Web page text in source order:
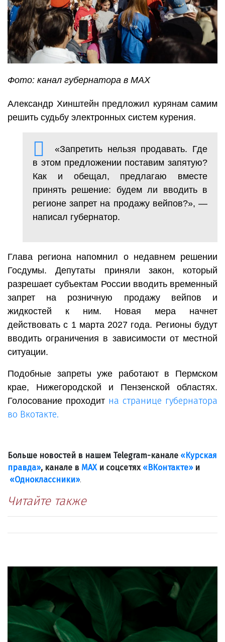
Фото: канал губернатора в MAX
Александр Хинштейн предложил курянам самим
решить судьбу электронных систем курения.
«Запретить нельзя продавать. Где
в этом предложении поставим запятую?
Как и обещал, предлагаю вместе
принять решение: будем ли вводить в
регионе запрет на продажу вейпов?», —
написал губернатор.
Глава региона напомнил о недавнем решении
Госдумы. Депутаты приняли закон, который
разрешает субъектам России вводить временный
запрет на розничную продажу вейпов и
жидкостей к ним. Новая мера начнет
действовать с 1 марта 2027 года. Регионы будут
вводить ограничения в зависимости от местной
ситуации.
Подобные запреты уже работают в Пермском
крае, Нижегородской и Пензенской областях.
Голосование проходит на странице губернатора
во Вкотакте.
Больше новостей в нашем Telegram-канале «Курская
правда», канале в МАХи соцсетях «ВКонтакте»и
«Одноклассники».
Читайте также